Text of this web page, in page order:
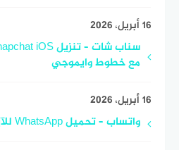
16 أبريل، 2026
مع خطوط وايموجي
16 أبريل، 2026
واتساب – تحميل WhatsApp للآيفون 2026 آخر إصدار